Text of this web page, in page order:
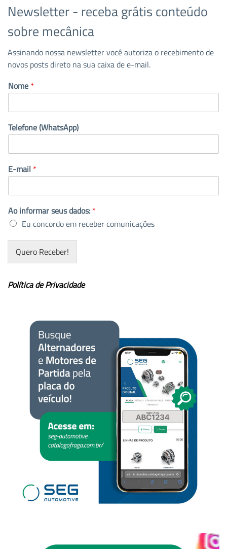
Newsletter - receba grátis conteúdo
sobre mecânica
Assinando nossa newsletter você autoriza o recebimento de
novos posts direto na sua caixa de e-mail.
Nome *
Telefone (WhatsApp)
E-mail *
Ao informar seus dados: *
Eu concordo em receber comunicações
Quero Receber!
Política de Privacidade